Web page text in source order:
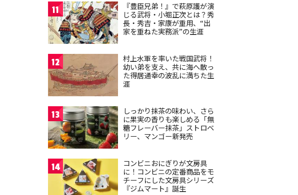
11
『豊臣兄弟！』で萩原護が演
じる武将・小堀正次とは？秀
長・秀吉・家康が重用、“出
家を重ねた実務派”の生涯
12
村上水軍を率いた戦国武将！
幼い弟を支え、共に海へ散っ
た得居通幸の波乱に満ちた生
涯
13
しっかり抹茶の味わい、さら
に果実の香りも楽しめる「無
糖フレーバー抹茶」ストロベ
リー、マンゴー新発売
14
コンビニおにぎりが文房具
に！コンビニの定番商品をモ
チーフにした文房具シリーズ
『ジムマート』誕生